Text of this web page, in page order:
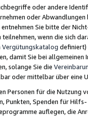
oder andere
oder
Sie bitte der
wenn die sich
Vergütungskatalog definiert)
damit Sie bei
solange Sie die
oder mittelbar über eine
Personen für die Nutzung
Punkten, Spenden für
auflegen, die